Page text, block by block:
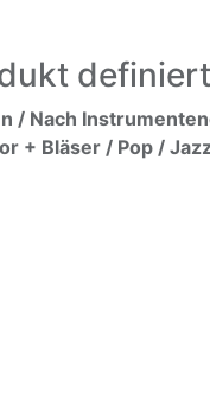
definiert
/ Nach
+ Bläser / Pop /